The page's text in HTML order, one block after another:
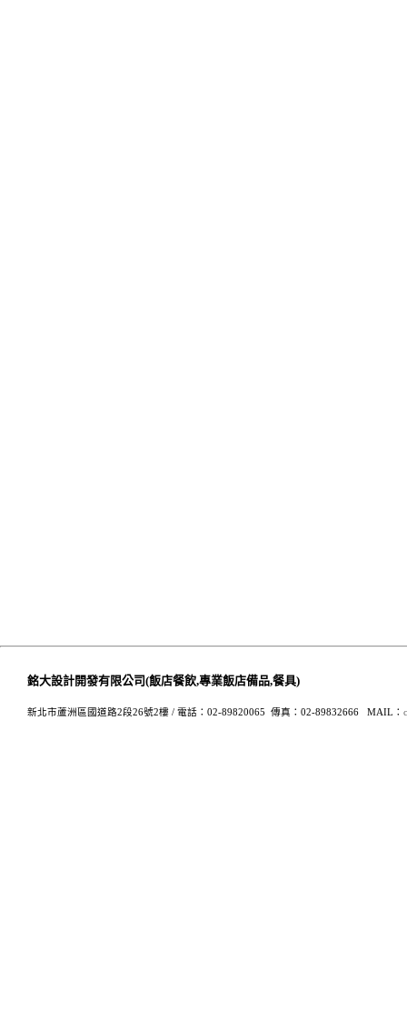
銘大設計開發有限公司(飯店餐飲,專業飯店備品,餐具)
新北市蘆洲區國道路2段26號2樓 / 電話：02-89820065 傳真：02-89832666 MAIL：